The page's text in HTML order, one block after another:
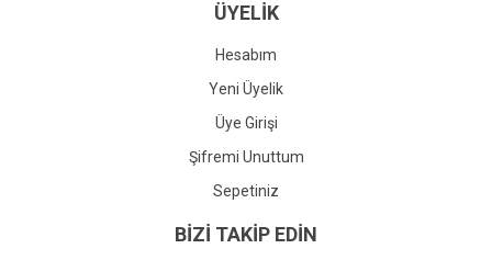
ÜYELİK
Hesabım
Yeni Üyelik
Üye Girişi
Şifremi Unuttum
Sepetiniz
BİZİ TAKİP EDİN